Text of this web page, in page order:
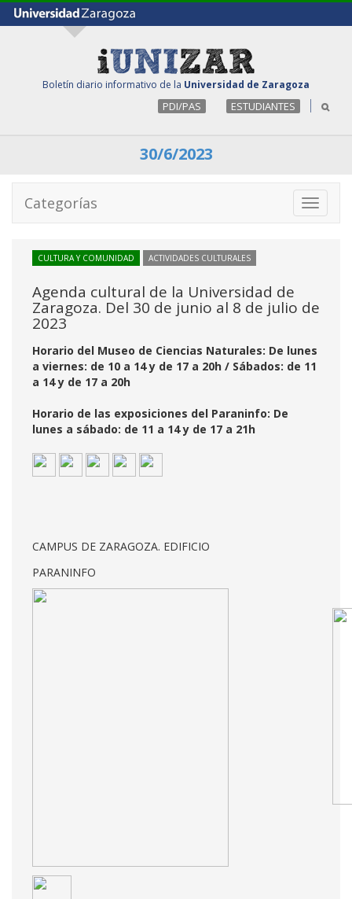
Boletín diario informativo de la Universidad de Zaragoza
PDI/PAS ESTUDIANTES
30/6/2023
Toggle
Categorías
CULTURA Y COMUNIDAD ACTIVIDADES CULTURALES
Agenda cultural de la Universidad de
Zaragoza. Del 30 de junio al 8 de julio de
2023
Horario del Museo de Ciencias Naturales: De lunes
a viernes: de 10 a 14 y de 17 a 20h / Sábados: de 11
a 14 y de 17 a 20h
Horario de las exposiciones del Paraninfo: De
lunes a sábado: de 11 a 14 y de 17 a 21h
CAMPUS DE ZARAGOZA. EDIFICIO
PARANINFO